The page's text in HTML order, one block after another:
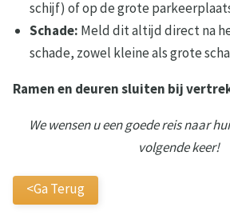
schijf) of op de grote
Schade: Meld dit altijd direct na
schade, zowel kleine als grote
Ramen en deuren sluiten bij
We wensen u een goede reis naar
volgende keer!
<Ga Terug